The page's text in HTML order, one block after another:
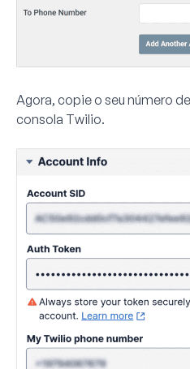
Agora, copie o seu número
consola Twilio.